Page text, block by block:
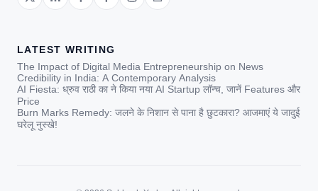
LATEST WRITING
The Impact of Digital Media Entrepreneurship on News
Credibility in India: A Contemporary Analysis
AI Fiesta: ध्रुव राठी का ने किया नया AI Startup लॉन्च, जानें Features और
Price
Burn Marks Remedy: जलने के निशान से पाना है छुटकारा? आजमाएं ये जादुई
घरेलू नुस्खे!